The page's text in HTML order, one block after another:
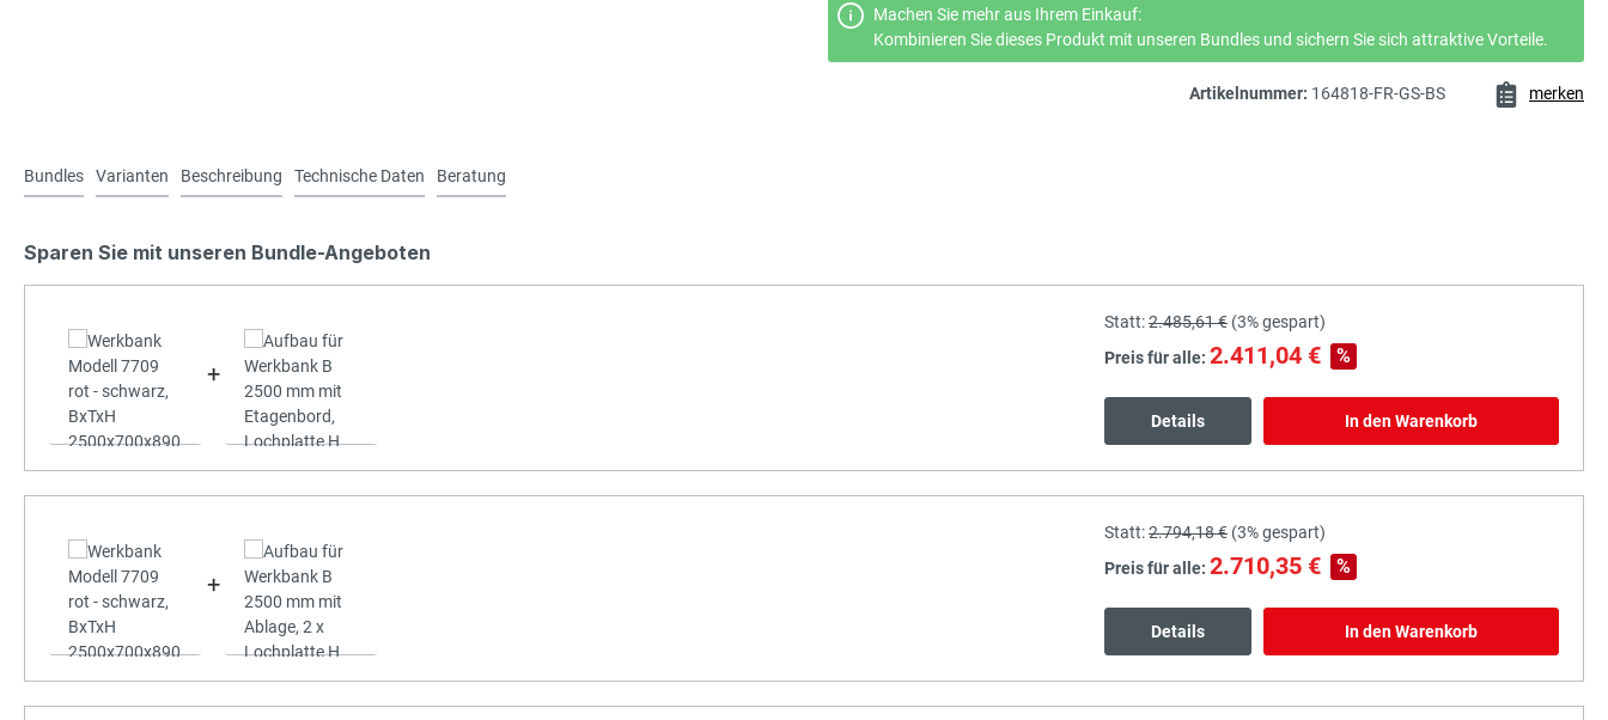
Machen Sie mehr aus Ihrem Einkauf:
Kombinieren Sie dieses Produkt mit unseren Bundles und sichern Sie sich attraktive Vorteile.
Artikelnummer: 164818-FR-GS-BS merken
Bundles Varianten Beschreibung Technische Daten Beratung
Sparen Sie mit unseren Bundle-Angeboten
+
Statt:2.485,61 € (3%gespart)
Preis für alle: 2.411,04 € %
Details In den Warenkorb
+
Statt:2.794,18 € (3%gespart)
Preis für alle: 2.710,35 € %
Details In den Warenkorb